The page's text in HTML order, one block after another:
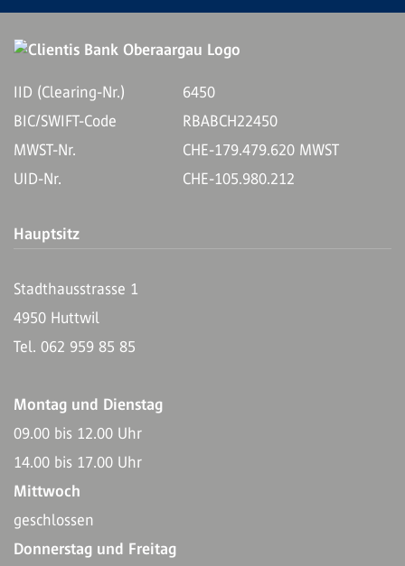
IID (Clearing-Nr.)
6450
BIC/SWIFT-Code
RBABCH22450
MWST-Nr.
CHE-179.479.620 MWST
UID-Nr.
CHE-105.980.212
Hauptsitz
Stadthausstrasse 1
4950 Huttwil
Tel. 062 959 85 85
Montag und Dienstag
09.00 bis 12.00 Uhr
14.00 bis 17.00 Uhr
Mittwoch
geschlossen
Donnerstag und Freitag